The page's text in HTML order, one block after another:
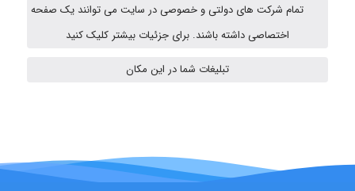
ehtesham
fatima
تمام شرکت های دولتی و خصوصی در سایت می توانند یک صفحه
اختصاصی داشته باشند. برای جزئیات بیشتر کلیک کنید
تبلیغات شما در این مکان